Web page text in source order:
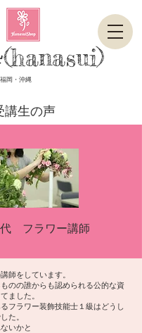
岡・沖縄
講生の声
代 フラワー講師
師をしています。
のの誰からも認められる公的な資
ました。
フラワー装飾技能士１級はどうし
た。
いかと